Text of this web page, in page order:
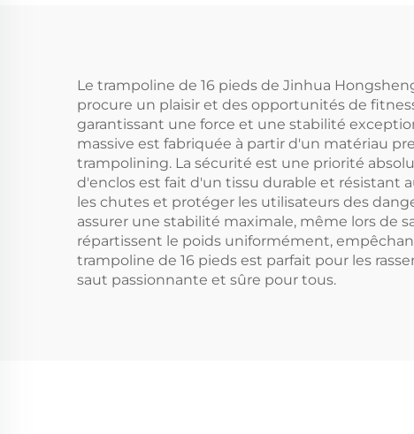
Le trampoline de 16 pieds de Jinhua
procure un plaisir et des opportunités de
garantissant une force et une stabilité
massive est fabriquée à partir d'un matériau
trampolining. La sécurité est une priorité
d'enclos est fait d'un tissu durable et résistant
les chutes et protéger les utilisateurs des
assurer une stabilité maximale, même lors de
répartissent le poids uniformément,
trampoline de 16 pieds est parfait pour les
saut passionnante et sûre pour tous.